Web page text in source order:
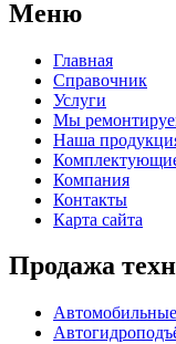
Меню
Главная
Справочник
Услуги
Мы
Наша
Компания
Контакты
Карта сайта
Продажа